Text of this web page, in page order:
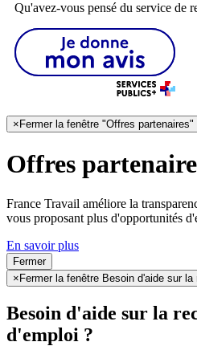
Qu'avez-vous pensé du service de
× Fermer la fenêtre "Offres partenaires"
Offres
France Travail améliore la
vous proposant plus d'opportunités
En savoir plus
Fermer
× Fermer la fenêtre Besoin d'aide sur
Besoin d'aide sur la
d'emploi ?